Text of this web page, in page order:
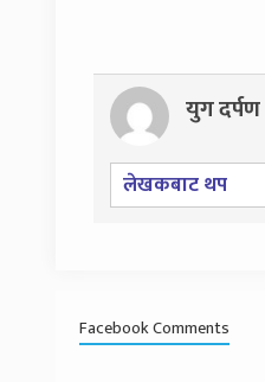
युग दर्पण
लेखकबाट थप
Facebook Comments